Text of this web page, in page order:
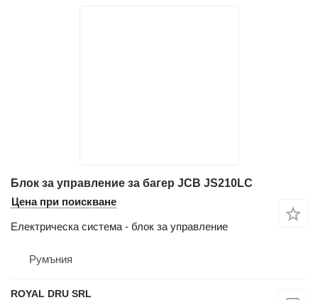
Блок за управление за багер JCB JS210LC
Цена при поискване
Електрическа система - блок за управление
Румъния
ROYAL DRU SRL